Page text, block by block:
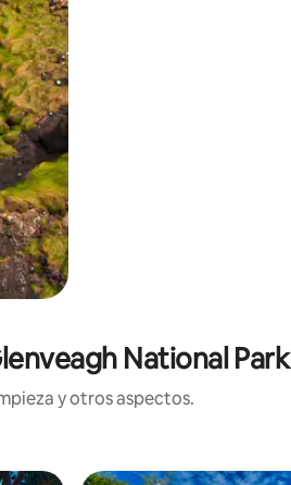
National Park
y otros aspectos.